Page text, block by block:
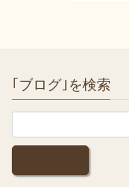
｢ブログ｣を検索